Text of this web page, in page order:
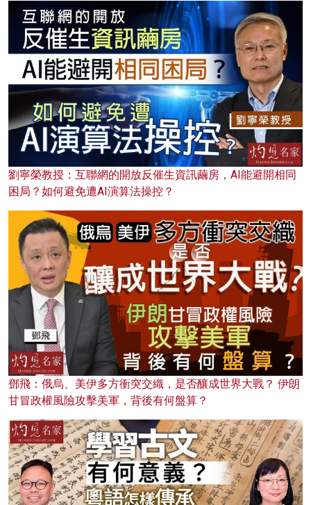
劉寧榮教授：互聯網的開放反催生資訊繭房，AI能避開相同
困局？如何避免遭AI演算法操控？
鄧飛：俄烏、美伊多方衝突交織，是否釀成世界大戰？ 伊朗
甘冒政權風險攻擊美軍，背後有何盤算？